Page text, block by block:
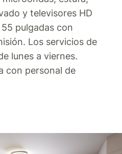
y televisores HD
pulgadas con
Los servicios de
lunes a viernes.
con personal de